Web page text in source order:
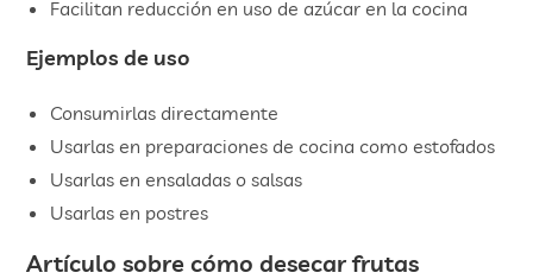
Facilitan reducción en uso de azúcar en la cocina
Ejemplos de uso
Consumirlas directamente
Usarlas en preparaciones de cocina como estofados
Usarlas en ensaladas o salsas
Usarlas en postres
Artículo sobre cómo desecar frutas